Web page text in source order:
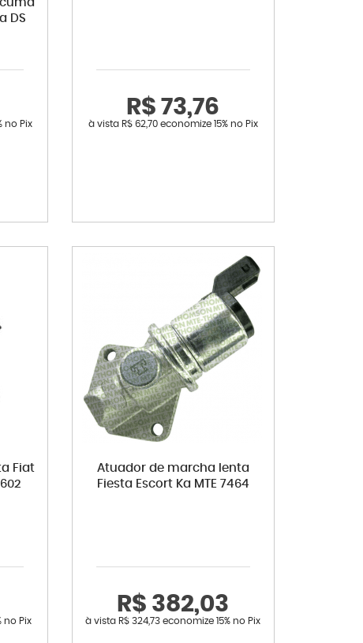
DS
no Pix
R$ 73,76
à vista R$ 62,70economize 15% no Pix
Fiat
no Pix
Atuador de marcha lenta
Fiesta Escort Ka MTE 7464
R$ 382,03
à vista R$ 324,73 economize15% no Pix